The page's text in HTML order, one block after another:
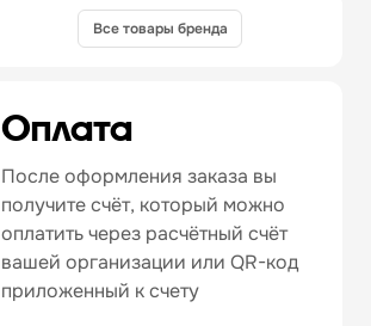
Все товары бренда
Оплата
После оформления заказа вы
получите счёт, который можно
оплатить через расчётный счёт
вашей организации или QR-код
приложенный к счету